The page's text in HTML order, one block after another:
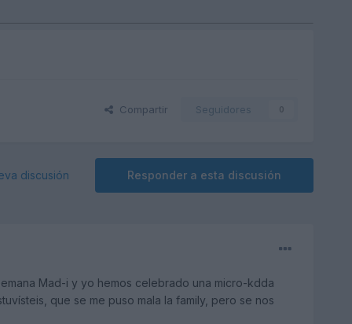
Compartir Seguidores 0
Responder a esta discusión
discusión
Mad-i y yo hemos celebrado una micro-kdda
que se me puso mala la family, pero se nos